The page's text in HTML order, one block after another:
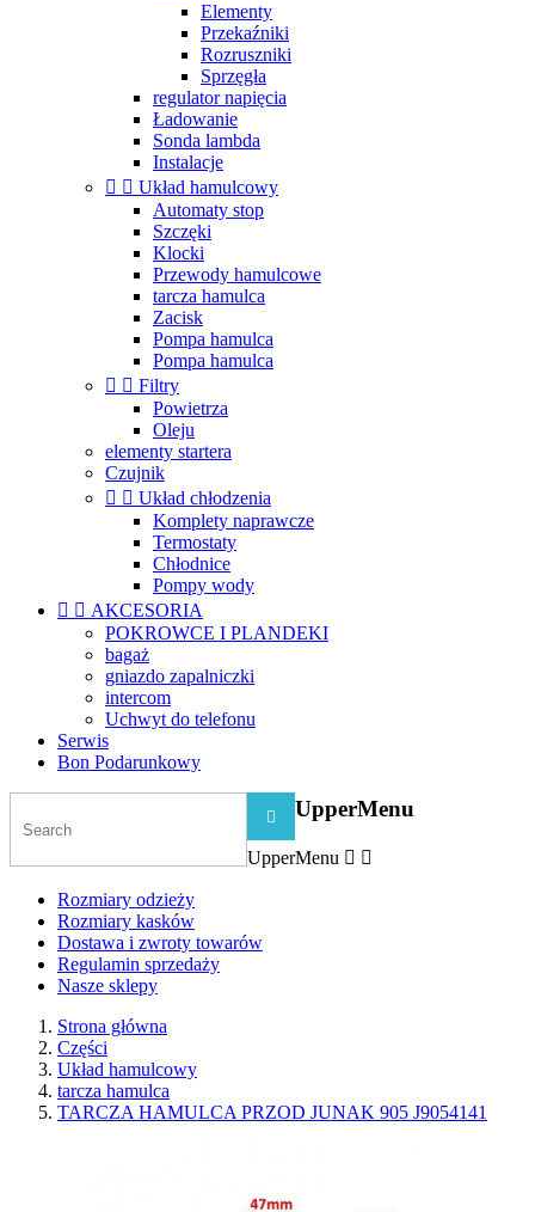
Elementy
Przekaźniki
Rozruszniki
Sprzęgła
regulator napięcia
Ładowanie
Sonda lambda
Instalacje
  Układ hamulcowy
Automaty stop
Szczęki
Klocki
Przewody hamulcowe
tarcza hamulca
Zacisk
Pompa hamulca
Pompa hamulca
  Filtry
Powietrza
Oleju
elementy startera
Czujnik
  Układ chłodzenia
Komplety naprawcze
Termostaty
Chłodnice
Pompy wody
  AKCESORIA
POKROWCE I PLANDEKI
bagaż
gniazdo zapalniczki
intercom
Uchwyt do telefonu
Serwis
Bon Podarunkowy
 UpperMenu
UpperMenu  
Rozmiary odzieży
Rozmiary kasków
Dostawa i zwroty towarów
Regulamin sprzedaży
Nasze sklepy
Strona główna
Części
Układ hamulcowy
tarcza hamulca
TARCZA HAMULCA PRZOD JUNAK 905 J9054141